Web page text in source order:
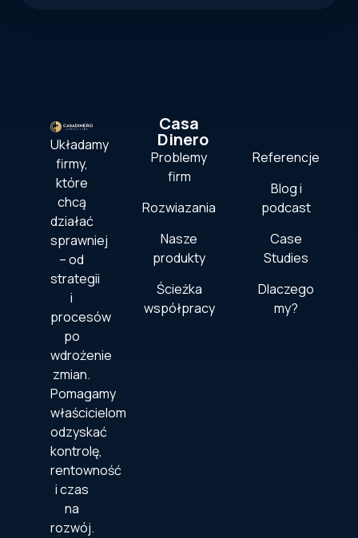
Układamy
firmy,
które
chcą
działać
sprawniej
– od
strategii
i
procesów
po
wdrożenie
zmian.
Pomagamy
właścicielom
odzyskać
kontrolę,
rentowność
i czas
na
rozwój.
Casa
Dinero
Problemy
firm
Rozwiazania
Nasze
produkty
Ścieżka
współpracy
Referencje
Blog i
podcast
Case
Studies
Dlaczego
my?